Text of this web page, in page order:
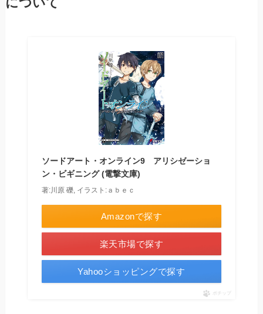
ソードアート・オンライン9 アリシゼーショ
ン・ビギニング (電撃文庫)
著:川原 礫, イラスト:ａｂｅｃ
Amazonで探す
楽天市場で探す
Yahooショッピングで探す
ポチップ